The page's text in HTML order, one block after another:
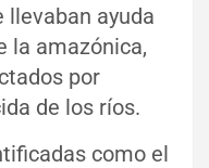
llevaban ayuda
la amazónica,
por
de los ríos.
como el